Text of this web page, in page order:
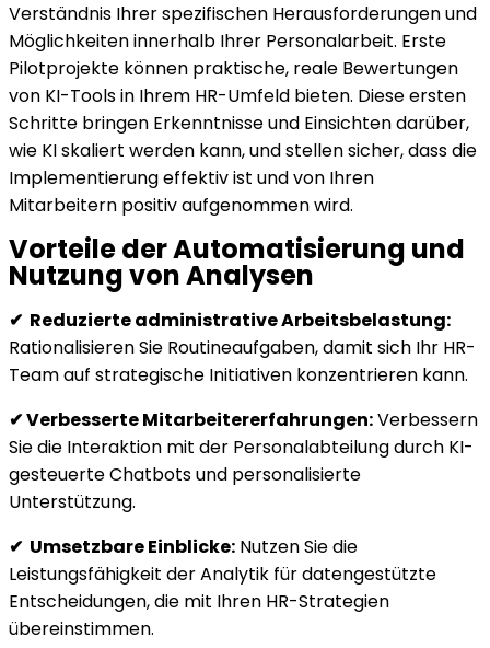
Verständnis Ihrer spezifischen Herausforderungen und
Möglichkeiten innerhalb Ihrer Personalarbeit. Erste
Pilotprojekte können praktische, reale Bewertungen
von KI-Tools in Ihrem HR-Umfeld bieten. Diese ersten
Schritte bringen Erkenntnisse und Einsichten darüber,
wie KI skaliert werden kann, und stellen sicher, dass die
Implementierung effektiv ist und von Ihren
Mitarbeitern positiv aufgenommen wird.
Vorteile der Automatisierung und
Nutzung von Analysen
✔ Reduzierte administrative Arbeitsbelastung:
Rationalisieren Sie Routineaufgaben, damit sich Ihr HR-
Team auf strategische Initiativen konzentrieren kann.
✔ Verbesserte Mitarbeitererfahrungen:Verbessern
Sie die Interaktion mit der Personalabteilung durch KI-
gesteuerte Chatbots und personalisierte
Unterstützung.
✔ Umsetzbare Einblicke: Nutzen Sie die
Leistungsfähigkeit der Analytik für datengestützte
Entscheidungen, die mit Ihren HR-Strategien
übereinstimmen.